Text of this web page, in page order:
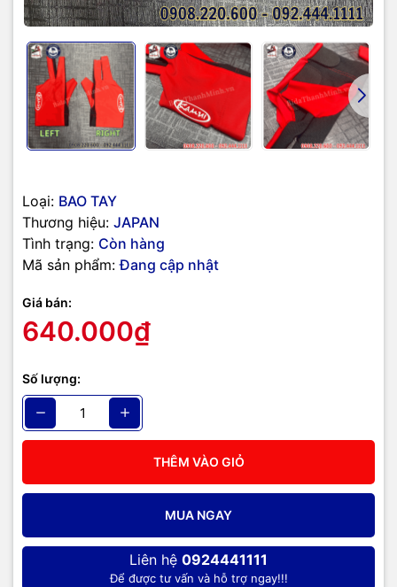
Loại: BAO TAY
Thương hiệu: JAPAN
Tình trạng: Còn hàng
Mã sản phẩm: Đang cập nhật
Giá bán:
640.000₫
Số lượng:
THÊM VÀO GIỎ
MUA NGAY
Liên hệ 0924441111
Để được tư vấn và hỗ trợ ngay!!!